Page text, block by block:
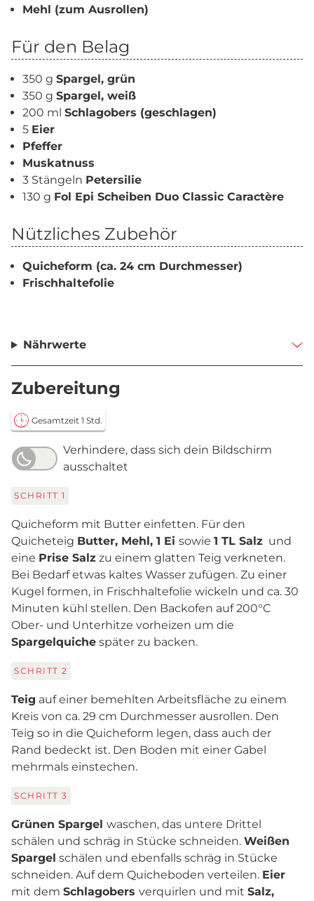
Mehl (zum Ausrollen)
Für den Belag
350 g Spargel, grün
350 g Spargel, weiß
200 ml Schlagobers (geschlagen)
5 Eier
Pfeffer
Muskatnuss
3 Stängeln Petersilie
130 g Fol Epi Scheiben Duo Classic Caractère
Nützliches Zubehör
Quicheform (ca. 24 cm Durchmesser)
Frischhaltefolie
Nährwerte
Zubereitung
Gesamtzeit 1 Std.
Verhindere, dass sich dein Bildschirm
ausschaltet
SCHRITT 1
Quicheform mit Butter einfetten. Für den
Quicheteig Butter, Mehl, 1 Ei sowie 1 TL Salz und
eine Prise Salz zu einem glatten Teig verkneten.
Bei Bedarf etwas kaltes Wasser zufügen. Zu einer
Kugel formen, in Frischhaltefolie wickeln und ca. 30
Minuten kühl stellen. Den Backofen auf 200°C
Ober- und Unterhitze vorheizen um die
Spargelquiche später zu backen.
SCHRITT 2
Teig auf einer bemehlten Arbeitsfläche zu einem
Kreis von ca. 29 cm Durchmesser ausrollen. Den
Teig so in die Quicheform legen, dass auch der
Rand bedeckt ist. Den Boden mit einer Gabel
mehrmals einstechen.
SCHRITT 3
Grünen Spargel waschen, das untere Drittel
schälen und schräg in Stücke schneiden. Weißen
Spargel schälen und ebenfalls schräg in Stücke
schneiden. Auf dem Quicheboden verteilen. Eier
mit dem Schlagobers verquirlen und mit Salz,